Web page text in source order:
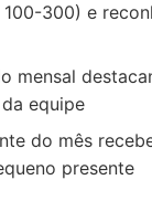
300) e
mensal
equipe
do mês
presente